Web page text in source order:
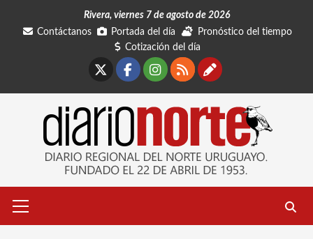
Rivera, viernes 7 de agosto de 2026
Contáctanos
Portada del día
Pronóstico del tiempo
Cotización del día
Facebook
Instagram
RSSContáctanos
primario